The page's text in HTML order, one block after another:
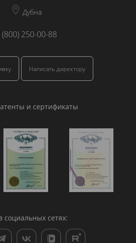
Дубна
(800) 250-00-88
Написать директору
и сертификаты
сетях: